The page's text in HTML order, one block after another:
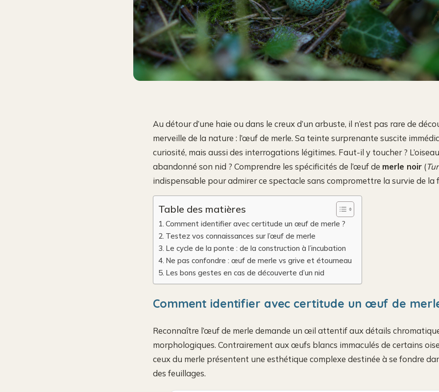
Au détour d’une haie ou dans le creux d’un arbuste, il n’est pas rare de
merveille de la nature : l’œuf de merle. Sa teinte surprenante suscite
curiosité, mais aussi des interrogations légitimes. Faut-il y toucher ?
abandonné son nid ? Comprendre les spécificités de l’œuf de merle noir (
indispensable pour admirer ce spectacle sans compromettre la survie de la
Table des matières
Comment identifier avec certitude un œuf de merle ?
Testez vos connaissances sur l’œuf de merle
Le cycle de la ponte : de la construction à l’incubation
Ne pas confondre : œuf de merle vs grive et étourneau
Les bons gestes en cas de découverte d’un nid
Comment identifier avec certitude un œuf de
Reconnaître l’œuf de merle demande un œil attentif aux détails
morphologiques. Contrairement aux œufs blancs immaculés de certains
ceux du merle présentent une esthétique complexe destinée à se fondre
des feuillages.